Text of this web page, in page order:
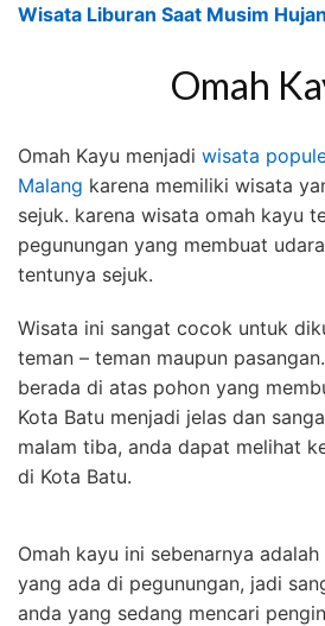
Wisata Liburan Saat Musim
Omah
Omah Kayu menjadi wisata
Malang karena memiliki wisata
sejuk. karena wisata omah kayu
pegunungan yang membuat
tentunya sejuk.
Wisata ini sangat cocok untuk
teman – teman maupun
berada di atas pohon yang
Kota Batu menjadi jelas dan
malam tiba, anda dapat melihat
di Kota Batu.
Omah kayu ini sebenarnya
yang ada di pegunungan, jadi
anda yang sedang mencari